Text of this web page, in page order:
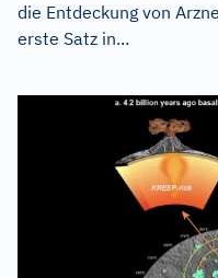
die Entdeckung von
erste Satz in...